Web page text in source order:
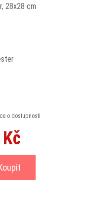
28x28 cm
o dostupnosti